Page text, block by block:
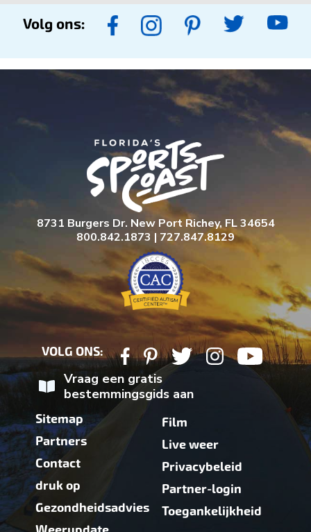
Volg ons:
8731 Burgers Dr. New Port Richey, FL 34654
800.842.1873 | 727.847.8129
VOLG ONS:
Vraag een gratis
bestemmingsgids aan
Sitemap
Partners
Contact
druk op
Gezondheidsadvies
Film
Live weer
Privacybeleid
Partner-login
Toegankelijkheid